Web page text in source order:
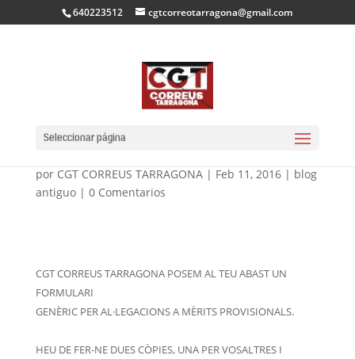
640223512 cgtcorreotarragona@gmail.com
Seleccionar página
RECLAMACIÓ MÈRITS
por CGT CORREUS TARRAGONA| Feb 11, 2016| blog
antiguo| 0 Comentarios
CGT CORREUS TARRAGONA POSEM AL TEU ABAST UN
FORMULARI
GENÈRIC PER AL·LEGACIONS A MÈRITS PROVISIONALS.
HEU DE FER-NE DUES CÒPIES, UNA PER VOSALTRES I